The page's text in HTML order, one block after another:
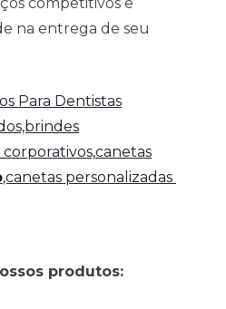
na entrega de seu
Para Dentistas
canetas
,canetas personalizadas
produtos: